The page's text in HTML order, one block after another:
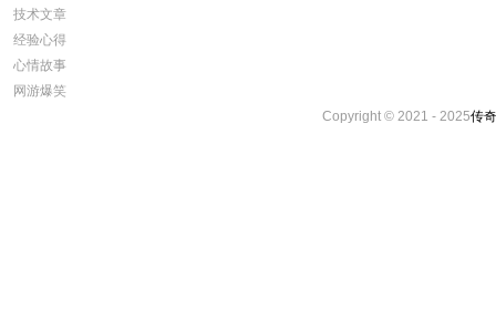
技术文章
经验心得
心情故事
网游爆笑
Copyright © 2021 - 2025传